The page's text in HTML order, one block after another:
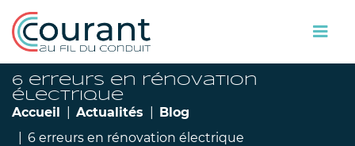
6 erreurs en rénovation
électrique
Accueil Actualités
Blog
6 erreurs en rénovation électrique